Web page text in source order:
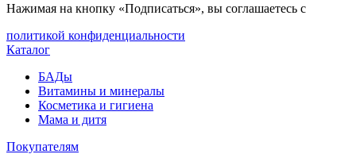
Нажимая на кнопку «Подписаться», вы соглашаетесь с
политикой конфиденциальности
Каталог
БАДы
Витамины и минералы
Косметика и гигиена
Мама и дитя
Покупателям